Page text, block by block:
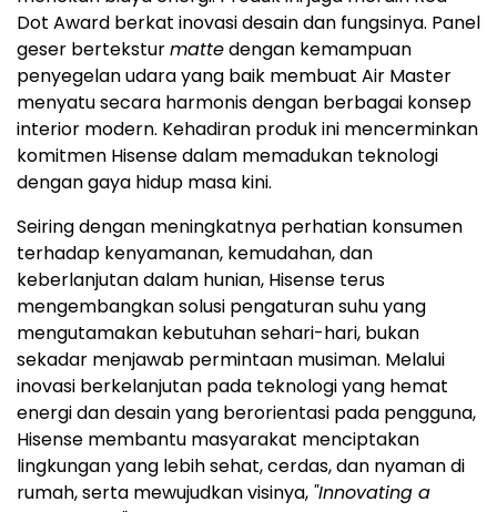
Dot Award berkat inovasi desain dan fungsinya. Panel
geser berteksturmattedengan kemampuan
penyegelan udara yang baik membuat Air Master
menyatu secara harmonis dengan berbagai konsep
interior modern. Kehadiran produk ini mencerminkan
komitmen Hisense dalam memadukan teknologi
dengan gaya hidup masa kini.
Seiring dengan meningkatnya perhatian konsumen
terhadap kenyamanan, kemudahan, dan
keberlanjutan dalam hunian, Hisense terus
mengembangkan solusi pengaturan suhu yang
mengutamakan kebutuhan sehari-hari, bukan
sekadar menjawab permintaan musiman. Melalui
inovasi berkelanjutan pada teknologi yang hemat
energi dan desain yang berorientasi pada pengguna,
Hisense membantu masyarakat menciptakan
lingkungan yang lebih sehat, cerdas, dan nyaman di
rumah, serta mewujudkan visinya, "Innovating a